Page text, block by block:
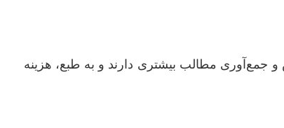
و جمع‌آوری مطالب بیشتری دارند و به طبع، هزینه